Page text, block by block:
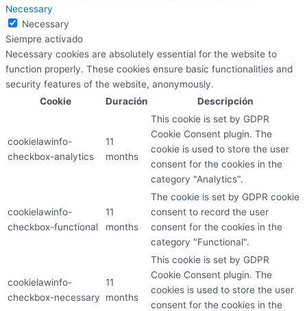
Necessary
Necessary
Siempre activado
Necessary cookies are absolutely essential for the website to
function properly. These cookies ensure basic functionalities and
security features of the website, anonymously.
Cookie
Duración Descripción
cookielawinfo-
checkbox-analytics
11
months
This cookie is set by GDPR
Cookie Consent plugin. The
cookie is used to store the user
consent for the cookies in the
category "Analytics".
cookielawinfo-
checkbox-functional
11
months
The cookie is set by GDPR cookie
consent to record the user
consent for the cookies in the
category "Functional".
cookielawinfo-
checkbox-necessary
11
months
This cookie is set by GDPR
Cookie Consent plugin. The
cookies is used to store the user
consent for the cookies in the